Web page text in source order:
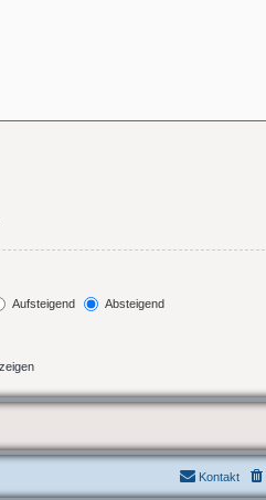
Aufsteigend Absteigend
Kontakt